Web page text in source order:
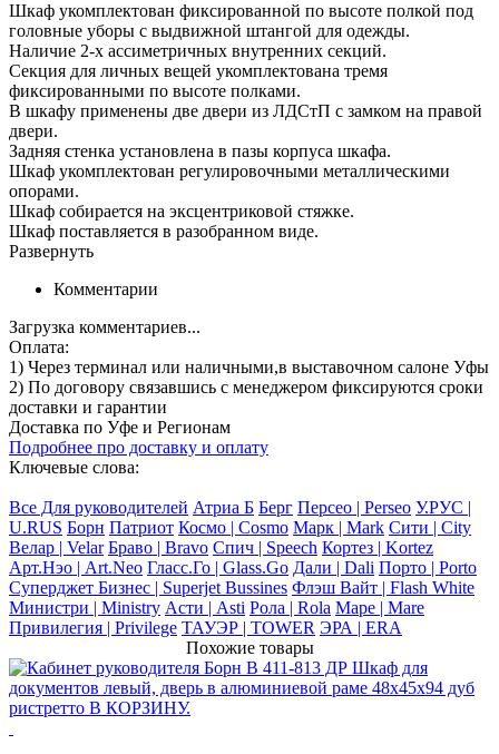
Шкаф укомплектован фиксированной по высоте полкой под
головные уборы с выдвижной штангой для одежды.
Наличие 2-х ассиметричных внутренних секций.
Секция для личных вещей укомплектована тремя
фиксированными по высоте полками.
В шкафу применены две двери из ЛДСтП с замком на правой
двери.
Задняя стенка установлена в пазы корпуса шкафа.
Шкаф укомплектован регулировочными металлическими
опорами.
Шкаф собирается на эксцентриковой стяжке.
Шкаф поставляется в разобранном виде.
Развернуть
Комментарии
Загрузка комментариев...
Оплата:
1) Через терминал или наличными,в выставочном салоне Уфы
2) По договору связавшись с менеджером фиксируются сроки
доставки и гарантии
Доставка по Уфе и Регионам
Подробнее про доставку и оплату
Ключевые слова:
Все Для руководителей Атриа Б Берг Персео | Perseo У.РУС |
U.RUS Борн Патриот Космо | Cosmo Марк | Mark Сити | City
Велар | Velar Браво | Bravo Спич | Speech Кортез | Kortez
Арт.Нэо | Art.Neo Гласс.Го | Glass.Go Дали | Dali Порто | Porto
Суперджет Бизнес | Superjet Bussines Флэш Вайт | Flash White
Министри | Ministry Асти | Asti Рола | Rola Маре | Mare
Привилегия | Privilege ТАУЭР | TOWER ЭРА | ERA
Похожие товары